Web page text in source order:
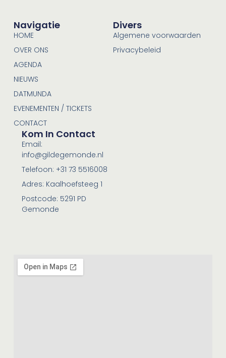
Navigatie
HOME
OVER ONS
AGENDA
NIEUWS
DATMUNDA
EVENEMENTEN / TICKETS
CONTACT
Divers
Algemene voorwaarden
Privacybeleid
Kom In Contact
Email:
info@gildegemonde.nl
Telefoon: +31 73 5516008
Adres: Kaalhoefsteeg 1
Postcode: 5291 PD
Gemonde